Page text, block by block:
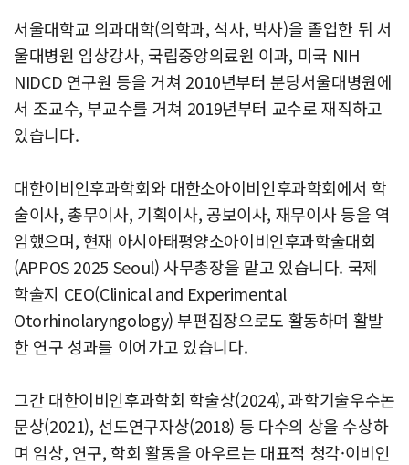
서울대학교 의과대학(의학과, 석사, 박사)을 졸업한 뒤 서
울대병원 임상강사, 국립중앙의료원 이과, 미국 NIH
NIDCD 연구원 등을 거쳐 2010년부터 분당서울대병원에
서 조교수, 부교수를 거쳐 2019년부터 교수로 재직하고
있습니다.
대한이비인후과학회와 대한소아이비인후과학회에서 학
술이사, 총무이사, 기획이사, 공보이사, 재무이사 등을 역
임했으며, 현재 아시아태평양소아이비인후과학술대회
(APPOS 2025 Seoul) 사무총장을 맡고 있습니다. 국제
학술지 CEO(Clinical and Experimental
Otorhinolaryngology) 부편집장으로도 활동하며 활발
한 연구 성과를 이어가고 있습니다.
그간 대한이비인후과학회 학술상(2024), 과학기술우수논
문상(2021), 선도연구자상(2018) 등 다수의 상을 수상하
며 임상, 연구, 학회 활동을 아우르는 대표적 청각·이비인